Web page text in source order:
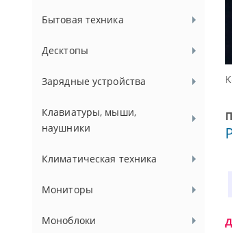
Бытовая техника
Десктопы
Зарядные устройства
Клавиатуры, мыши,
наушники
Климатическая техника
Мониторы
Моноблоки
Keychron V 8K с частотой